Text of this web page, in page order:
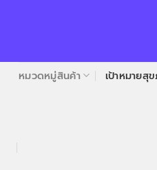
หมวดหมู่สินค้า เป้าหมายสุ